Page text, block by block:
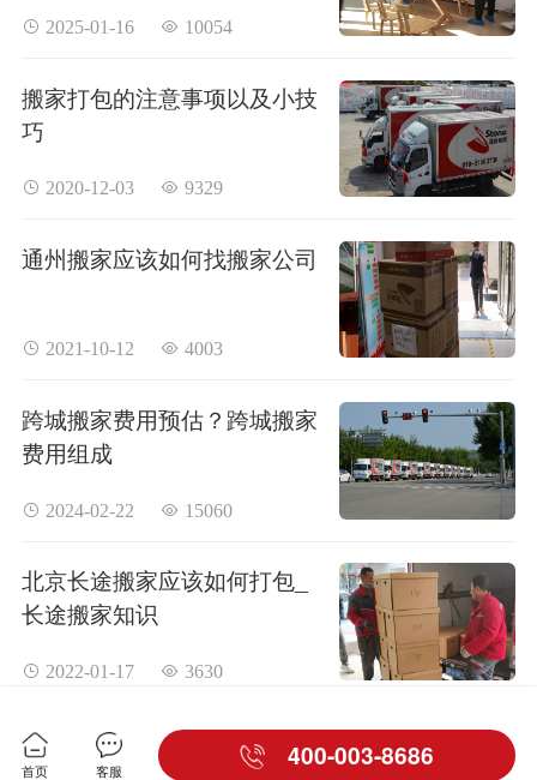
 2025-01-16  10054
搬家打包的注意事项以及小技
巧
 2020-12-03  9329
通州搬家应该如何找搬家公司
 2021-10-12  4003
跨城搬家费用预估？跨城搬家
费用组成
 2024-02-22  15060
北京长途搬家应该如何打包_
长途搬家知识
 2022-01-17  3630
首页 客服 400-003-8686